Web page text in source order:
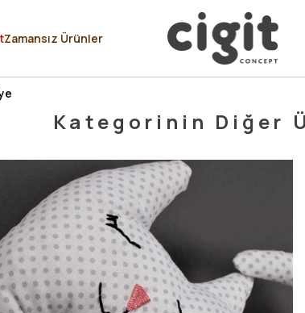
Zamansız Ürünler
Kategorinin Diğer